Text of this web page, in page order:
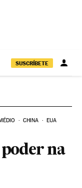
SUSCRÍBETE
CHINA EUA
na